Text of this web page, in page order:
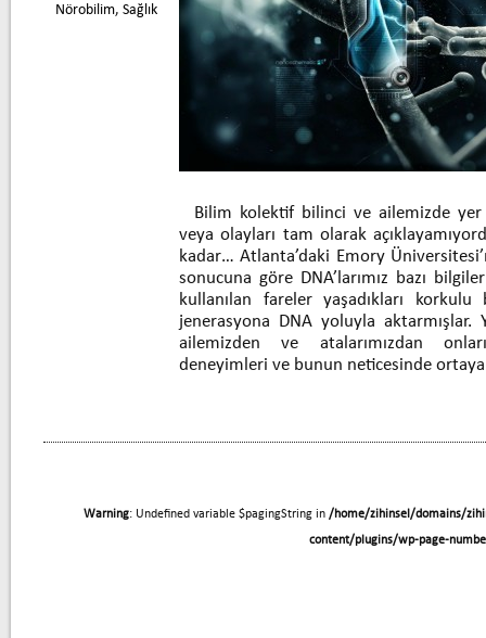
Nörobilim, Sağlık
Bilim kolektif bilinci ve ailemizde yer
veya olayları tam olarak
kadar… Atlanta’daki Emory
sonucuna göre DNA’larımız bazı
kullanılan fareler yaşadıkları
jenerasyona DNA yoluyla
ailemizden ve atalarımızdan
deneyimleri ve bunun neticesinde
Warning: Undefined variable $pagingString in /home/zihinsel/domains/
content/plugins/wp-page-